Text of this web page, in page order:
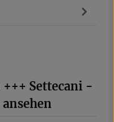
Settecani -